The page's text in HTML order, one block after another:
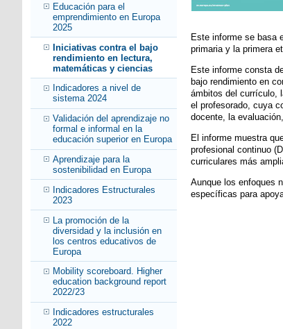
Educación para el
emprendimiento en Europa
2025
Iniciativas contra el bajo
rendimiento en lectura,
matemáticas y ciencias
Indicadores a nivel de
sistema 2024
Validación del aprendizaje no
formal e informal en la
educación superior en Europa
Aprendizaje para la
sostenibilidad en Europa
Indicadores Estructurales
2023
La promoción de la
diversidad y la inclusión en
los centros educativos de
Europa
Mobility scoreboard. Higher
education background report
2022/23
Indicadores estructurales
2022
Este informe se basa
primaria y la primera
Este informe consta
bajo rendimiento en
ámbitos del currículo,
el profesorado, cuya
docente, la
El informe muestra
profesional continuo
curriculares más
Aunque los enfoques
específicas para